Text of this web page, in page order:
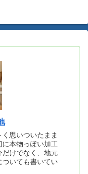
思いついたまま
本物っぽい加工
だけでなく、地元
ついても書いてい